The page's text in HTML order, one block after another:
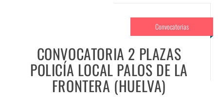
Convocatorias
CONVOCATORIA 2 PLAZAS
POLICÍA LOCAL PALOS DE LA
FRONTERA (HUELVA)